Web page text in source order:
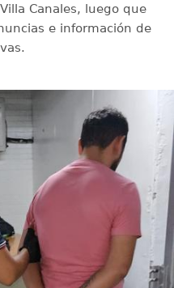
Canales, luego que
e información de